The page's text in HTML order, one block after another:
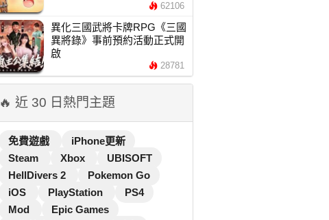
62106
異化三國武將卡牌RPG《三國
異將錄》事前預約活動正式開
啟
28781
🔥 近 30 日熱門主題
免費遊戲
iPhone更新
Steam
Xbox
UBISOFT
HellDivers 2
Pokemon Go
iOS
PlayStation
PS4
Mod
Epic Games